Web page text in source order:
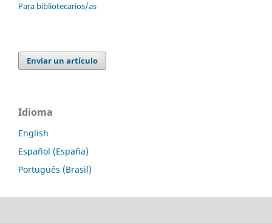
Para bibliotecarios/as
Enviar un artículo
Idioma
English
Español (España)
Português (Brasil)